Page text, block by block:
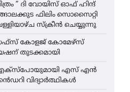
” ദി വോയിസ് ഓഫ് ഹിന്ദ്
ഫിലിം സൊസൈറ്റി
സ്‌ക്രീൻ ചെയ്യുന്നു
കോളജ് കോമേഴ്‌സ്
തുടക്കമായി
എസ് എൻ
വിദ്യാർത്ഥികൾ